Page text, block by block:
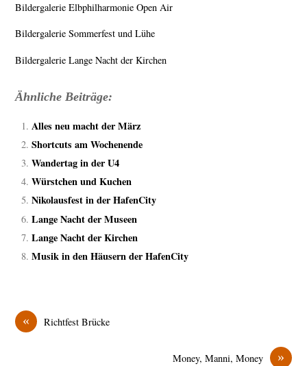
Bildergalerie Elbphilharmonie Open Air
Bildergalerie Sommerfest und Lühe
Bildergalerie Lange Nacht der Kirchen
Ähnliche Beiträge:
Alles neu macht der März
Shortcuts am Wochenende
Wandertag in der U4
Würstchen und Kuchen
Nikolausfest in der HafenCity
Lange Nacht der Museen
Lange Nacht der Kirchen
Musik in den Häusern der HafenCity
« Richtfest Brücke
»
Money, Manni, Money